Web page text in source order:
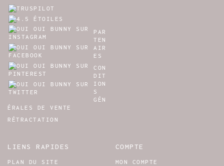
PAR
TEN
AIR
ES
CON
DIT
ION
S
GÉN
ÉRALES DE VENTE
RÉTRACTATION
LIENS RAPIDES
PLAN DU SITE
COMPTE
MON COMPTE